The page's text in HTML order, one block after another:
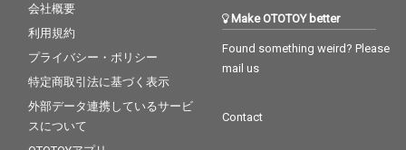
会社概要
利用規約
プライバシー・ポリシー
特定商取引法に基づく表示
外部データ連携しているサービ
スについて
Make OTOTOY better
Found something weird? Please
mail us
Contact